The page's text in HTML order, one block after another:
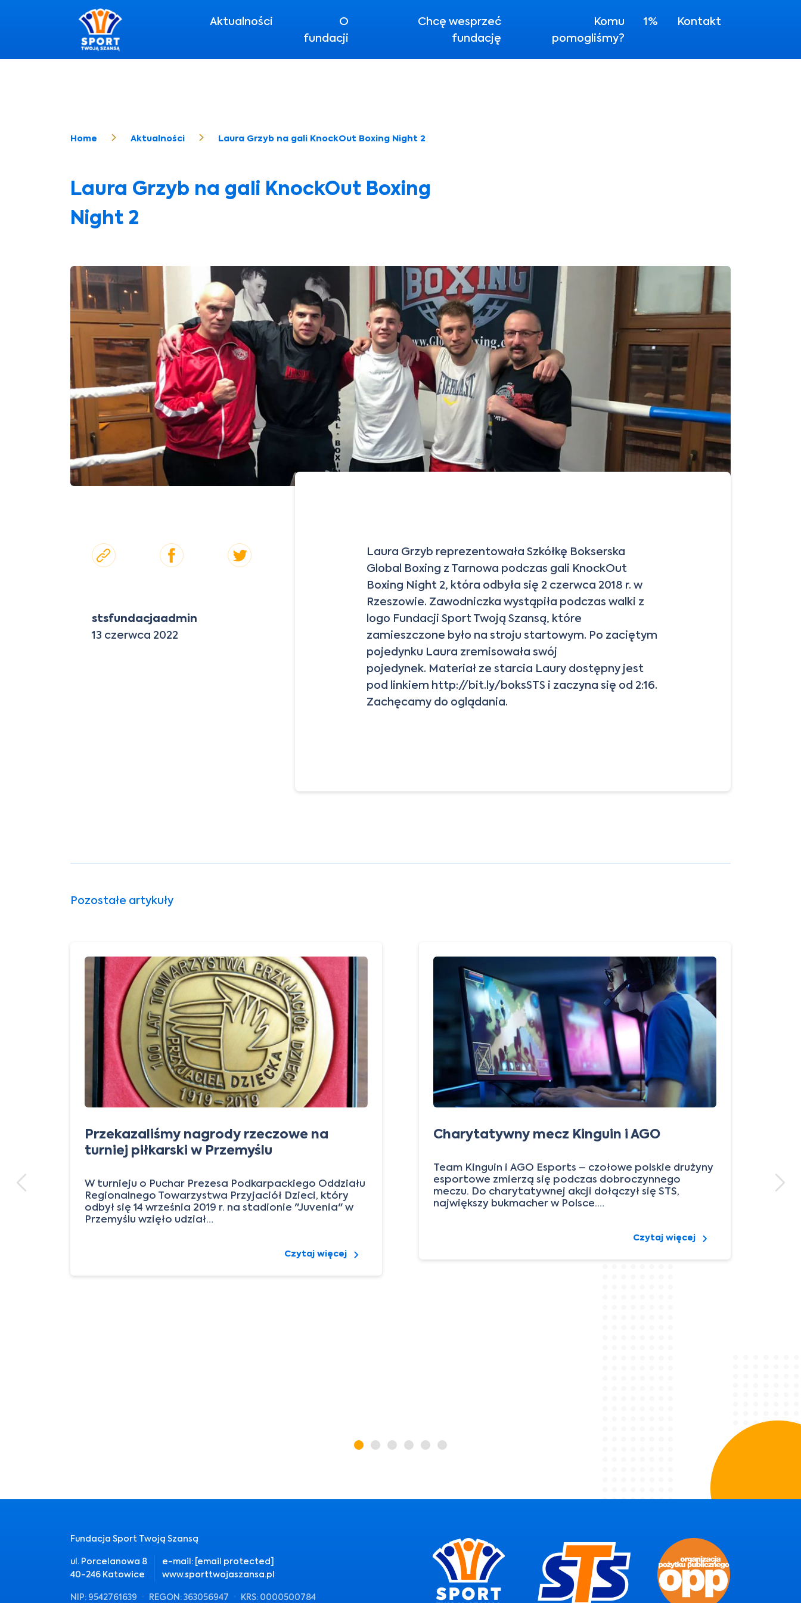
Aktualności
O
fundacji
Chcę wesprzeć
fundację
Komu
pomogliśmy?
1% Kontakt
Home Aktualności Laura Grzyb na gali KnockOut Boxing Night 2
Laura Grzyb na gali KnockOut Boxing
Night 2
stsfundacjaadmin
13 czerwca 2022
Laura Grzyb reprezentowała Szkółkę Bokserska
Global Boxing z Tarnowa podczas gali KnockOut
Boxing Night 2, która odbyła się 2 czerwca 2018 r. w
Rzeszowie. Zawodniczka wystąpiła podczas walki z
logo Fundacji Sport Twoją Szansą, które
zamieszczone było na stroju startowym. Po zaciętym
pojedynku Laura zremisowała swój
pojedynek. Materiał ze starcia Laury dostępny jest
pod linkiem http://bit.ly/boksSTS i zaczyna się od 2:16.
Zachęcamy do oglądania.
Pozostałe artykuły
Przekazaliśmy nagrody rzeczowe na
turniej piłkarski w Przemyślu
W turnieju o Puchar Prezesa Podkarpackiego Oddziału
Regionalnego Towarzystwa Przyjaciół Dzieci, który
odbył się 14 września 2019 r. na stadionie "Juvenia" w
Przemyślu wzięło udział…
Czytaj więcej
Charytatywny mecz Kinguin i AGO
Team Kinguin i AGO Esports – czołowe polskie drużyny
esportowe zmierzą się podczas dobroczynnego
meczu. Do charytatywnej akcji dołączył się STS,
największy bukmacher w Polsce.…
Czytaj więcej
Fundacja Sport Twoją Szansą
ul. Porcelanowa 8
40-246 Katowice
e-mail: [email protected]
www.sporttwojaszansa.pl
NIP: 9542761639
REGON: 363056947 KRS: 0000500784